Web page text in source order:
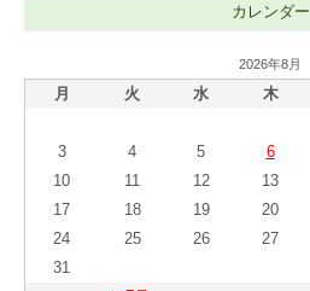
カレンダー
2026年8月
月 火 水 木
3
4 5 6
10
11 12 13
17
18 19 20
24
25 26 27
31